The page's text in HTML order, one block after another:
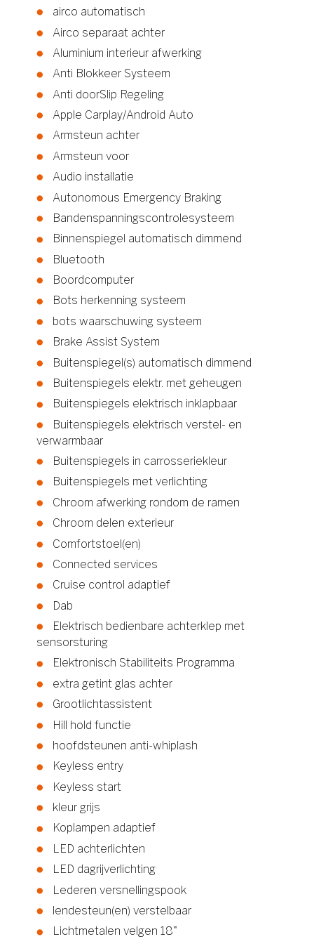
airco automatisch
Airco separaat achter
Aluminium interieur afwerking
Anti Blokkeer Systeem
Anti doorSlip Regeling
Apple Carplay/Android Auto
Armsteun achter
Armsteun voor
Audio installatie
Autonomous Emergency Braking
Bandenspanningscontrolesysteem
Binnenspiegel automatisch dimmend
Bluetooth
Boordcomputer
Bots herkenning systeem
bots waarschuwing systeem
Brake Assist System
Buitenspiegel(s) automatisch dimmend
Buitenspiegels elektr. met geheugen
Buitenspiegels elektrisch inklapbaar
Buitenspiegels elektrisch verstel- en
verwarmbaar
Buitenspiegels in carrosseriekleur
Buitenspiegels met verlichting
Chroom afwerking rondom de ramen
Chroom delen exterieur
Comfortstoel(en)
Connected services
Cruise control adaptief
Dab
Elektrisch bedienbare achterklep met
sensorsturing
Elektronisch Stabiliteits Programma
extra getint glas achter
Grootlichtassistent
Hill hold functie
hoofdsteunen anti-whiplash
Keyless entry
Keyless start
kleur grijs
Koplampen adaptief
LED achterlichten
LED dagrijverlichting
Lederen versnellingspook
lendesteun(en) verstelbaar
Lichtmetalen velgen 18"